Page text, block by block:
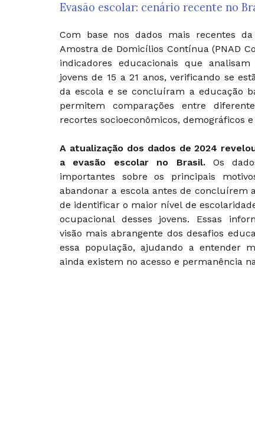
Evasão escolar: cenário recente no
Com base nos dados mais recentes
Amostra de Domicílios Contínua (PNAD
indicadores educacionais que
jovens de 15 a 21 anos, verificando se
da escola e se concluíram a educação
permitem comparações entre
recortes socioeconômicos, demográficos
A atualização dos dados de 2024
a evasão escolar no Brasil.Os
importantes sobre os principais
abandonar a escola antes de concluírem
de identificar o maior nível de
ocupacional desses jovens. Essas
visão mais abrangente dos desafios
essa população, ajudando a entender
ainda existem no acesso e permanência